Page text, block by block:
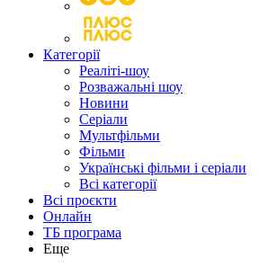
Категорії
Реаліті-шоу
Розважальні шоу
Новини
Серіали
Мультфільми
Фільми
Українські фільми і серіали
Всі категорії
Всі проєкти
Онлайн
ТБ програма
Еще